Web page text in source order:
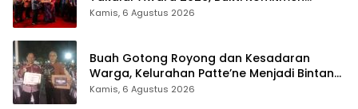
Hadirkan Pelayanan Kesehatan Berkualitas
Kamis, 6 Agustus 2026
Buah Gotong Royong dan Kesadaran
Warga, Kelurahan Patte’ne Menjadi Bintang
Takalar Award 2026
Kamis, 6 Agustus 2026